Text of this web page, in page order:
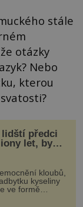
stále
otázky
Nebo
kterou
lidští předci
let, by
kloubů,
kyseliny
ve formě